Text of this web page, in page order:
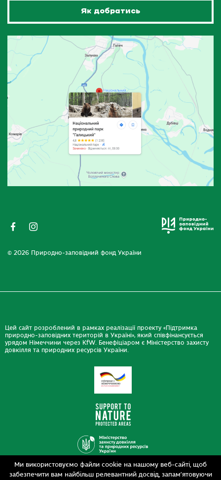
Ми використовуємо файли cookie на нашому веб-сайті, щоб
забезпечити вам найбільш релевантний досвід, запам’ятовуючи
Як добратись
© 2026 Природно-заповідний фонд України
Цей сайт розроблений в рамках реалізації проекту «Підтримка
природно-заповідних територій в Україні», який співфінансується
урядом Німеччини через KfW. Бенефіціаром є Міністерство захисту
довкілля та природних ресурсів України.
Дизайн